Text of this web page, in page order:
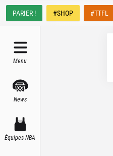
PARIER ! #SHOP #TTFL
Menu
News
Équipes NBA